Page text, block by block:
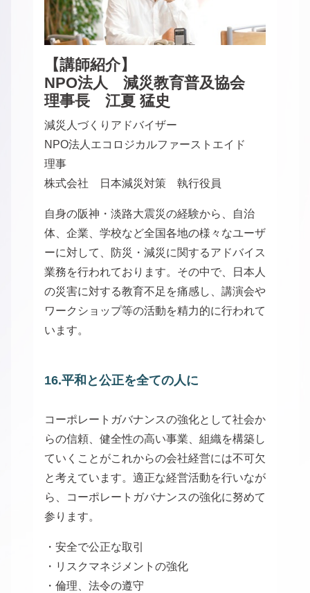
【講師紹介】
NPO法人 減災教育普及協会
理事長 江夏 猛史
減災人づくりアドバイザー
NPO法人エコロジカルファーストエイド
理事
株式会社 日本減災対策 執行役員
自身の阪神・淡路大震災の経験から、自治
体、企業、学校など全国各地の様々なユーザ
ーに対して、防災・減災に関するアドバイス
業務を行われております。その中で、日本人
の災害に対する教育不足を痛感し、講演会や
ワークショップ等の活動を精力的に行われて
います。
16.平和と公正を全ての人に
コーポレートガバナンスの強化として社会か
らの信頼、健全性の高い事業、組織を構築し
ていくことがこれからの会社経営には不可欠
と考えています。適正な経営活動を行いなが
ら、コーポレートガバナンスの強化に努めて
参ります。
・安全で公正な取引
・リスクマネジメントの強化
・倫理、法令の遵守